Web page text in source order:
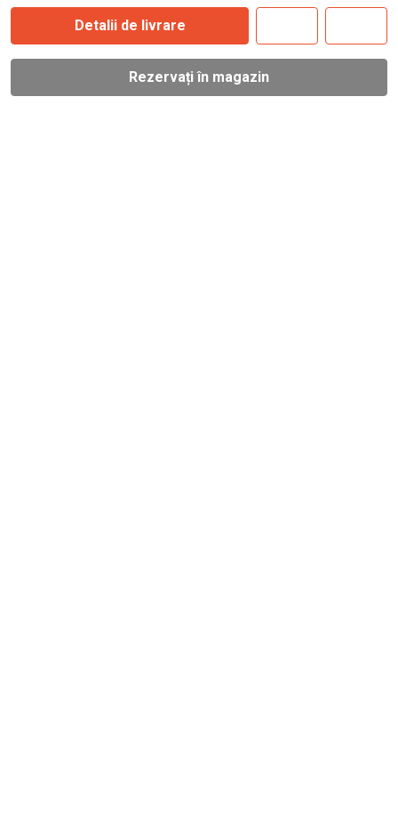
Detalii de livrare
Rezervați în magazin